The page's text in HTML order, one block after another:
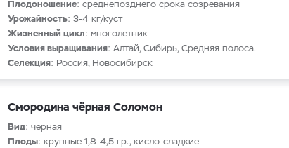
Плодоношение: среднепозднего срока созревания
Урожайность: 3-4 кг/куст
Жизненный цикл: многолетник
Условия выращивания: Алтай, Сибирь, Средняя полоса.
Селекция: Россия, Новосибирск
Смородина чёрная Соломон
Вид: черная
Плоды: крупные 1,8-4,5 гр., кисло-сладкие